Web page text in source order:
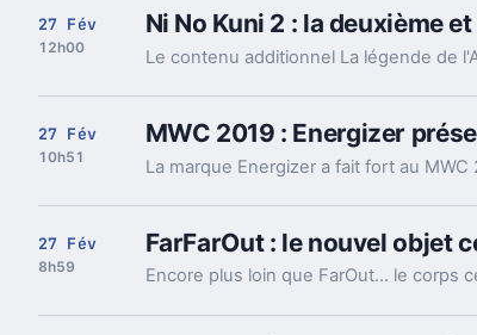
27 Fév
12h00
Ni No Kuni 2 : la deuxième
27 Fév
10h51
MWC 2019 : Energizer
27 Fév
8h59
FarFarOut : le nouvel objet